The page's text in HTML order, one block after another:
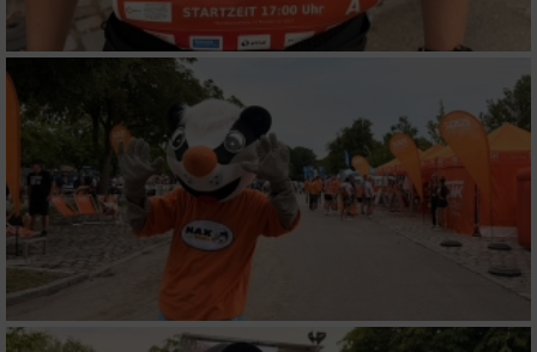
Entwicklung und Verbesserung der Angebote
Verwendung reduzierter Daten zur Auswahl
von Inhalten
IAB-Besonderheiten:
Verwendung genauer Standortdaten
Geräte anhand von aktiv angeforderten
Informationen identifizieren
Nicht-IAB-Verarbeitungszwecke: